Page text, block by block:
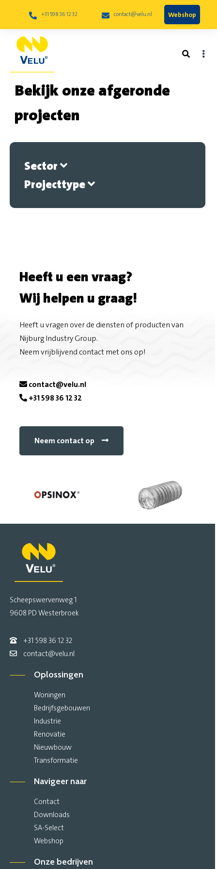
+31 598 36 12 32 contact@velu.nl Webshop
Bekijk onze afgeronde
projecten
Sector
Projecttype
Heeft u een vraag?
Wij helpen u graag!
Heeft u vragen over de diensten of producten van
Nijburg Industry Group.
Neem vrijblijvend contact met ons op!
contact@velu.nl
+31 598 36 12 32
Neem contact op
Scheepswervenweg 1
9608 PD Westerbroek
+31 598 36 12 32
contact@velu.nl
Oplossingen
Woningen
Bedrijfsgebouwen
Industrie
Renovatie
Nieuwbouw
Transformatie
Navigeer naar
Contact
Downloads
SA-Select
Webshop
Onze bedrijven